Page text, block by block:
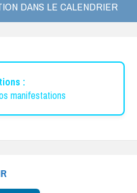
DANS LE CALENDRIER
:
manifestations